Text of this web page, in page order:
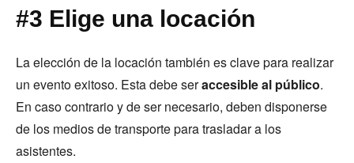
#3 Elige una locación
La elección de la locación también es clave para realizar
un evento exitoso. Esta debe seraccesible al público.
En caso contrario y de ser necesario, deben disponerse
de los medios de transporte para trasladar a los
asistentes.